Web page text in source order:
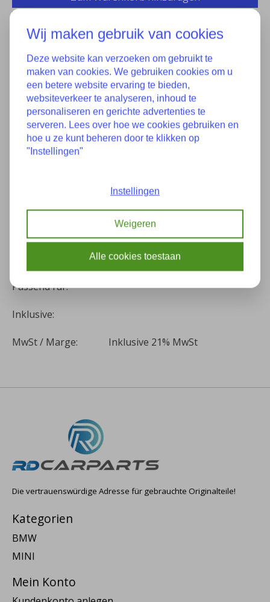
Zum Vergleich hinzufügen
Eigenschaften
Passend für:
Inklusive:
MwSt / Marge: Inklusive 21% MwSt
Die vertrauenswürdige Adresse für gebrauchte Originalteile!
Kategorien
BMW
MINI
Mein Konto
Wij maken gebruik van cookies
Deze website kan verzoeken om gebruikt te
maken van cookies. We gebruiken cookies om u
een betere website ervaring te bieden,
websiteverkeer te analyseren, inhoud te
personaliseren en gerichte advertenties te
serveren. Lees over hoe we cookies gebruiken en
hoe u ze kunt beheren door te klikken op
"Instellingen"
Instellingen
Weigeren
Alle cookies toestaan